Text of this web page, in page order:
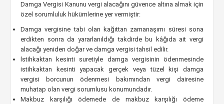
Damga Vergisi Kanunu vergi alacağını güvence altına almak için
özel sorumluluk hükümlerine yer vermiştir:
Damga vergisine tabi olan kağıttan zamanaşımı süresi sona
erdikten sonra da yararlanıldığı takdirde bu kâğıda ait vergi
alacağı yeniden doğar ve damga vergisi tahsil edilir.
İstihkaktan kesinti suretiyle damga vergisinin ödenmesinde
istihkaktan kesinti yapacak gerçek veya tüzel kişi damga
vergisi borcunun ödenmesi bakımından vergi dairesine
muhatap olan vergi sorumlusu konumundadır.
Makbuz karşılığı ödemede de makbuz karşılığı ödeme